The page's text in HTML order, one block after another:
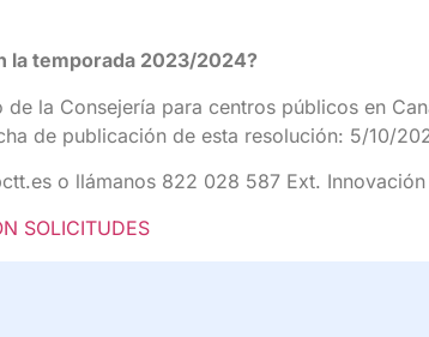
la temporada 2023/2024?
la Consejería para centros públicos en
de publicación de esta resolución: 5/10/
o llámanos 822 028 587 Ext. Innovación
SOLICITUDES